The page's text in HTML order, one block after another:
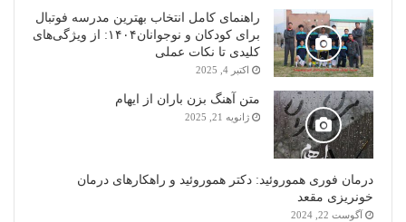
راهنمای کامل انتخاب بهترین مدرسه فوتبال
برای کودکان و نوجوانان۱۴۰۴: از ویژگی‌های
کلیدی تا نکات عملی
اکتبر 4, 2025
متن آهنگ بزن باران از ایهام
ژانویه 21, 2025
درمان فوری هموروئید: دکتر هموروئید و راهکارهای درمان
خونریزی مقعد
آگوست 22, 2024